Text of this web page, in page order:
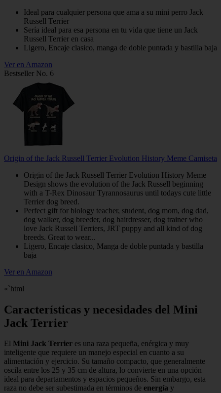
Ideal para cualquier persona que ama a su mini perro Jack
Russell Terrier
Sería ideal para esa persona en tu vida que tiene un Jack
Russell Terrier en casa
Ligero, Encaje clasico, manga de doble puntada y bastilla baja
Ver en Amazon
Bestseller No. 6
Origin of the Jack Russell Terrier Evolution History Meme Camiseta
Origin of the Jack Russell Terrier Evolution History Meme
Design shows the evolution of the Jack Russell beginning
with a T-Rex Dinosaur Tyrannosaurus until todays cute little
Terrier dog breed.
Perfect gift for biology teacher, student, dog mom, dog dad,
dog walker, dog breeder, dog hairdresser, dog trainer who
love Jack Russell Terriers, JRT puppy and all kind of dog
breeds. Great to wear...
Ligero, Encaje clasico, Manga de doble puntada y bastilla
baja
Ver en Amazon
«`html
Características y necesidades del Mini
Jack Terrier
El Mini Jack Terrier es una raza pequeña, enérgica y muy
inteligente que requiere un manejo especial en cuanto a su
alimentación y ejercicio. Su tamaño compacto, que generalmente
oscila entre los 25 y 35 cm de altura, lo convierte en una opción
ideal para departamentos y espacios pequeños. Sin embargo, esta
raza no debe ser subestimada en términos de energía y